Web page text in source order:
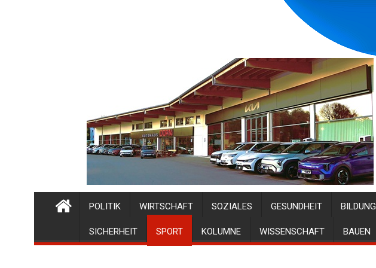
POLITIK WIRTSCHAFT SOZIALES GESUNDHEIT BILDUNG
SICHERHEIT SPORT KOLUMNE WISSENSCHAFT BAUEN